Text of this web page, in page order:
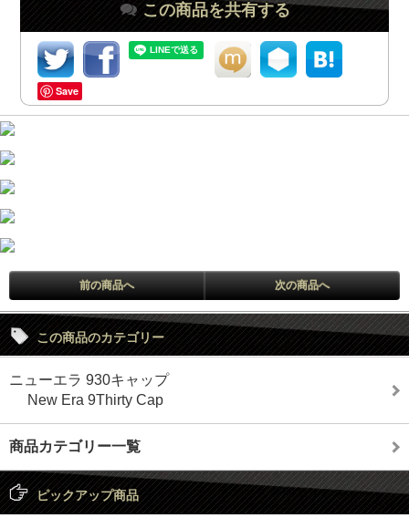
この商品を共有する
Save
前の商品へ 次の商品へ
この商品のカテゴリー
ニューエラ 930キャップ
New Era 9Thirty Cap
商品カテゴリー一覧
ピックアップ商品